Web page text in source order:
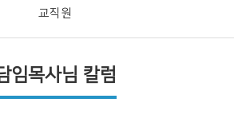
교직원
임목사님 칼럼